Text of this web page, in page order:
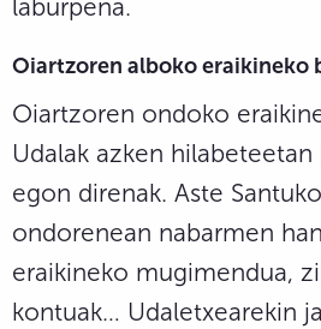
laburpena.
Oiartzoren alboko eraikineko
Oiartzoren ondoko
Udalak azken
egon direnak. Aste
ondorenean nabarmen
eraikineko mugimendua,
kontuak… Udaletxearekin